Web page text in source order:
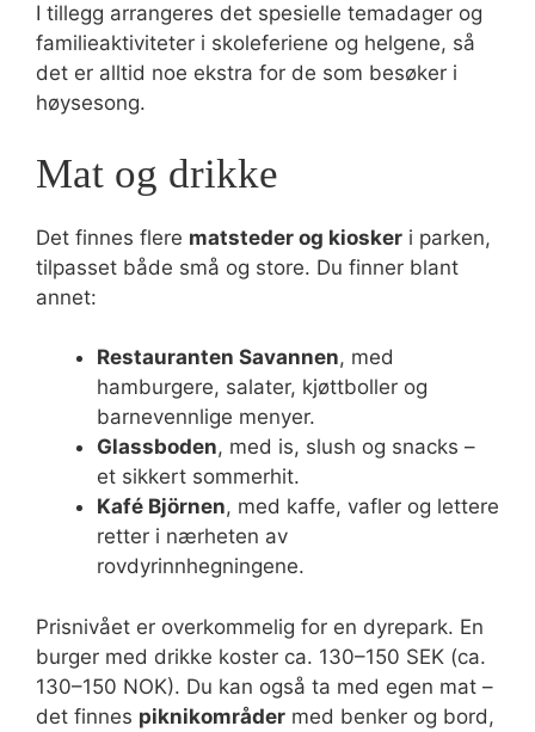
I tillegg arrangeres det spesielle temadager og
familieaktiviteter i skoleferiene og helgene, så
det er alltid noe ekstra for de som besøker i
høysesong.
Mat og drikke
Det finnes flere matsteder og kiosker i parken,
tilpasset både små og store. Du finner blant
annet:
Restauranten Savannen, med
hamburgere, salater, kjøttboller og
barnevennlige menyer.
Glassboden, med is, slush og snacks –
et sikkert sommerhit.
Kafé Björnen, med kaffe, vafler og lettere
retter i nærheten av
rovdyrinnhegningene.
Prisnivået er overkommelig for en dyrepark. En
burger med drikke koster ca. 130–150 SEK (ca.
130–150 NOK). Du kan også ta med egen mat –
det finnes piknikområder med benker og bord,